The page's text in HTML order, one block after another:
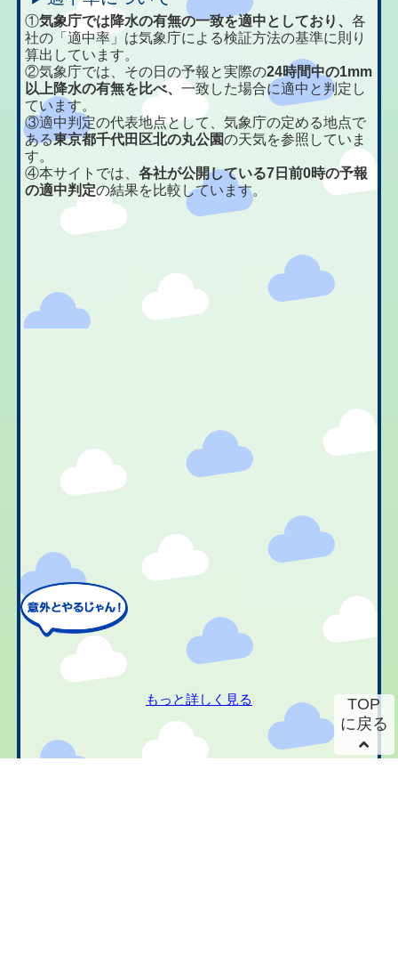
①気象庁では降水の有無の一致を適中としており、各
社の「適中率」は気象庁による検証方法の基準に則り
算出しています。
②気象庁では、その日の予報と実際の24時間中の1mm
以上降水の有無を比べ、一致した場合に適中と判定し
ています。
③適中判定の代表地点として、気象庁の定める地点で
ある東京都千代田区北の丸公園の天気を参照していま
す。
④本サイトでは、各社が公開している7日前0時の予報
の適中判定の結果を比較しています。
もっと詳しく見る
TOP
に戻る